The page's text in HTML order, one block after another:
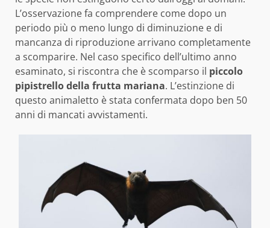
L’osservazione fa comprendere come dopo un
periodo più o meno lungo di diminuzione e di
mancanza di riproduzione arrivano completamente
a scomparire. Nel caso specifico dell’ultimo anno
esaminato, si riscontra che è scomparso il piccolo
pipistrello della frutta mariana. L’estinzione di
questo animaletto è stata confermata dopo ben 50
anni di mancati avvistamenti.